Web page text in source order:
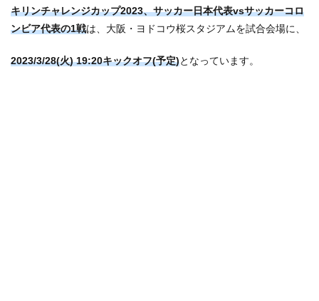
キリンチャレンジカップ2023、サッカー日本代表vsサッカーコロ
ンビア代表の1戦は、大阪・ヨドコウ桜スタジアムを試合会場に、
2023/3/28(火) 19:20キックオフ(予定)となっています。